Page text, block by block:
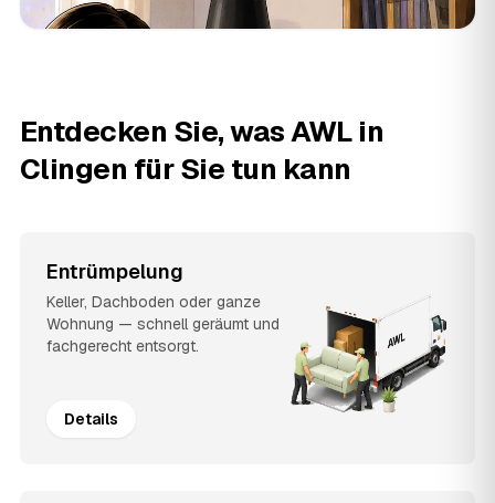
Entdecken Sie, was AWL in
Clingen für Sie tun kann
Entrümpelung
Keller, Dachboden oder ganze
Wohnung — schnell geräumt und
fachgerecht entsorgt.
Details